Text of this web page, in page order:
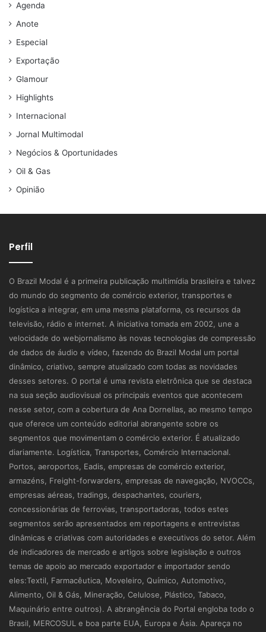
Agenda
Anote
Especial
Exportação
Glamour
Highlights
Internacional
Jornal Multimodal
Negócios & Oportunidades
Oil & Gas
Opinião
Perfil
O Brazil Modal é a primeira publicação multimídia brasileira e talvez
do mundo do segmento de comércio exterior, transportes e
logística a integrar, em uma mesma plataforma, os recursos da
televisão, rádio e internet. A iniciativa tomada em 2002, une a
velocidade do webjornalismo às novas tecnologias de compressão
de dados de áudio e vídeo, fazendo do Brazil Modal um portal
dinâmico, criativo, sempre atualizado com todas as novidades
desses setores. O portal é uma revista eletrônica que se destaca
na sua seção audiovisual os principais eventos que acontecem
nesse setor, com a cobertura de Ana Dornellas, ao mesmo tempo
que oferece um conteúdo editorial abrangente sobre os
segmentos que movimentam o comércio exterior. É atualizado
diariamente. Logística, Transportes, Comércio Internacional.
Portos, aeroportos, Eadis, empresas de comércio exterior,
armazéns, Freight-forwarders, empresas de navegação, NVOCCs,
empresas aéreas, tradings, despachantes, couriers,
concessionárias de ferrovias, transportadoras, todos estes
segmentos serão apresentados em reportagens e entrevistas
dinâmicas e criativas com autoridades e executivos do setor. Além
de indicadores de mercado e artigos sobre legislação e outros
temas de apoio ao mercado exportador e importador sendo
eles:Textil, Farmacêutica, Moveleiro, Químico, Automotivo,
Alimento, Oil & Gás, Mineração, Celulose, Plástico, Tabaco,
Maquinário entre outros). A abrangência do Portal engloba todo o
Brasil, MERCOSUL e boa parte EUA, Europa e Ásia. Apareça no